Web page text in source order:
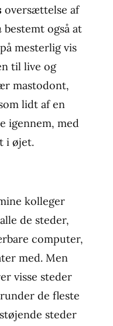
oversættelse af
bestemt også at
mesterlig vis
til live og
mastodont,
lidt af en
igennem, med
i øjet.
kolleger
de steder,
computer,
med. Men
visse steder
de fleste
steder